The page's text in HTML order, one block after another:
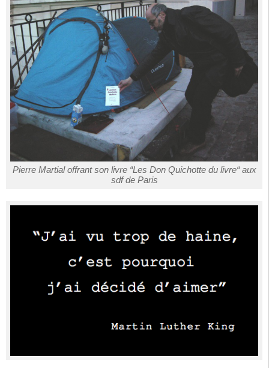
Pierre Martial offrant son livre “Les Don Quichotte du livre“ aux
sdf de Paris